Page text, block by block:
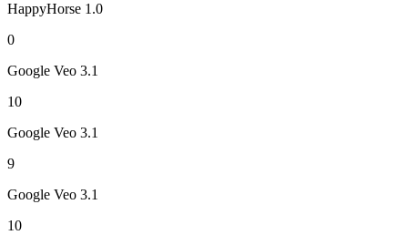
HappyHorse 1.0
0
Google Veo 3.1
10
Google Veo 3.1
9
Google Veo 3.1
10